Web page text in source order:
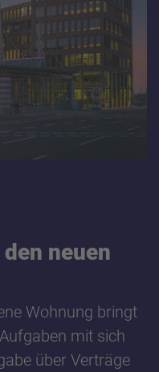
neuen
Wohnung bringt
mit sich
über Verträge